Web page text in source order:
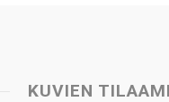
KUVIEN